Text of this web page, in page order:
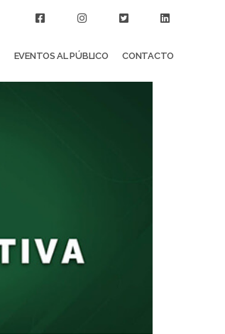
EVENTOS AL PÚBLICO CONTACTO